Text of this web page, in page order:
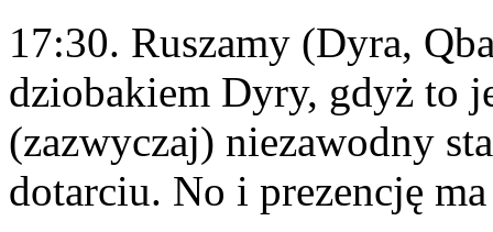
17:30. Ruszamy (Dyra,
dziobakiem Dyry, gdyż to
(zazwyczaj) niezawodny
dotarciu. No i prezencję ma